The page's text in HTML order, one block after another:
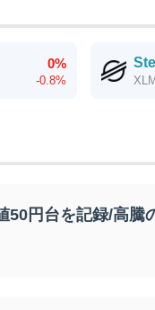
0%
-0.8% XLM
50円台を記録/高騰